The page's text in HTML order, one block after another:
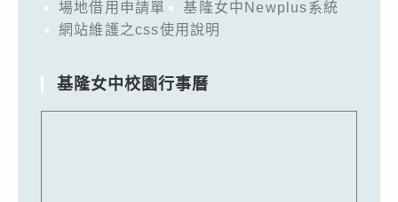
場地借用申請單
基隆女中Newplus系統
網站維護之css使用說明
基隆女中校園行事曆